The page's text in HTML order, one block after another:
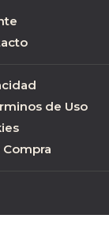
de Uso